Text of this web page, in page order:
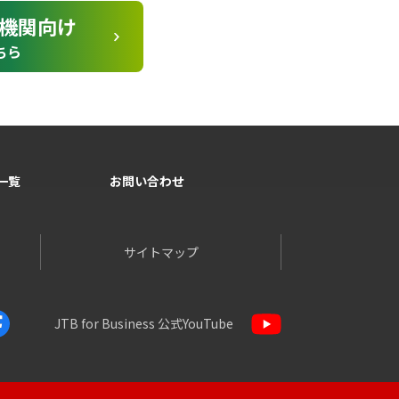
関向け
ら
覧 お問い合わせ
サイトマップ
JTB for Business 公式YouTube